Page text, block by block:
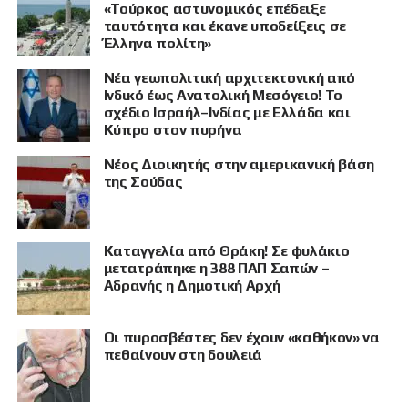
«Τούρκος αστυνομικός επέδειξε
ταυτότητα και έκανε υποδείξεις σε
Έλληνα πολίτη»
Νέα γεωπολιτική αρχιτεκτονική από
Ινδικό έως Ανατολική Μεσόγειο! Το
σχέδιο Ισραήλ–Ινδίας με Ελλάδα και
Κύπρο στον πυρήνα
Νέος Διοικητής στην αμερικανική βάση
της Σούδας
Καταγγελία από Θράκη! Σε φυλάκιο
μετατράπηκε η 388 ΠΑΠ Σαπών –
Αδρανής η Δημοτική Αρχή
Οι πυροσβέστες δεν έχουν «καθήκον» να
πεθαίνουν στη δουλειά